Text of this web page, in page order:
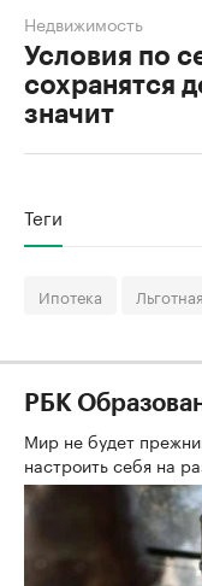
Условия по
сохранятся
значит
Недвижимость
Теги
Ипотека
РБК
Мир не будет
настроить себя на